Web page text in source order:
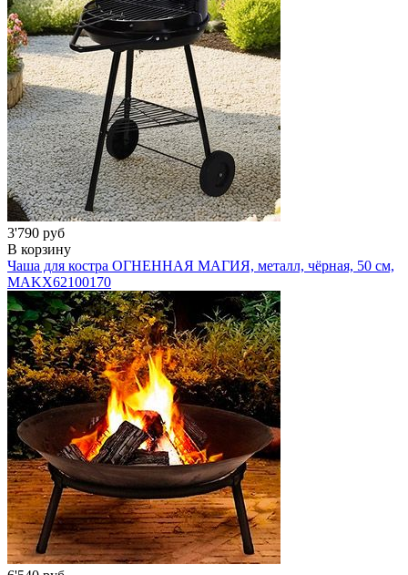
3'790 руб
В корзину
Чаша для костра ОГНЕННАЯ МАГИЯ, металл, чёрная, 50 см,
MAKX62100170